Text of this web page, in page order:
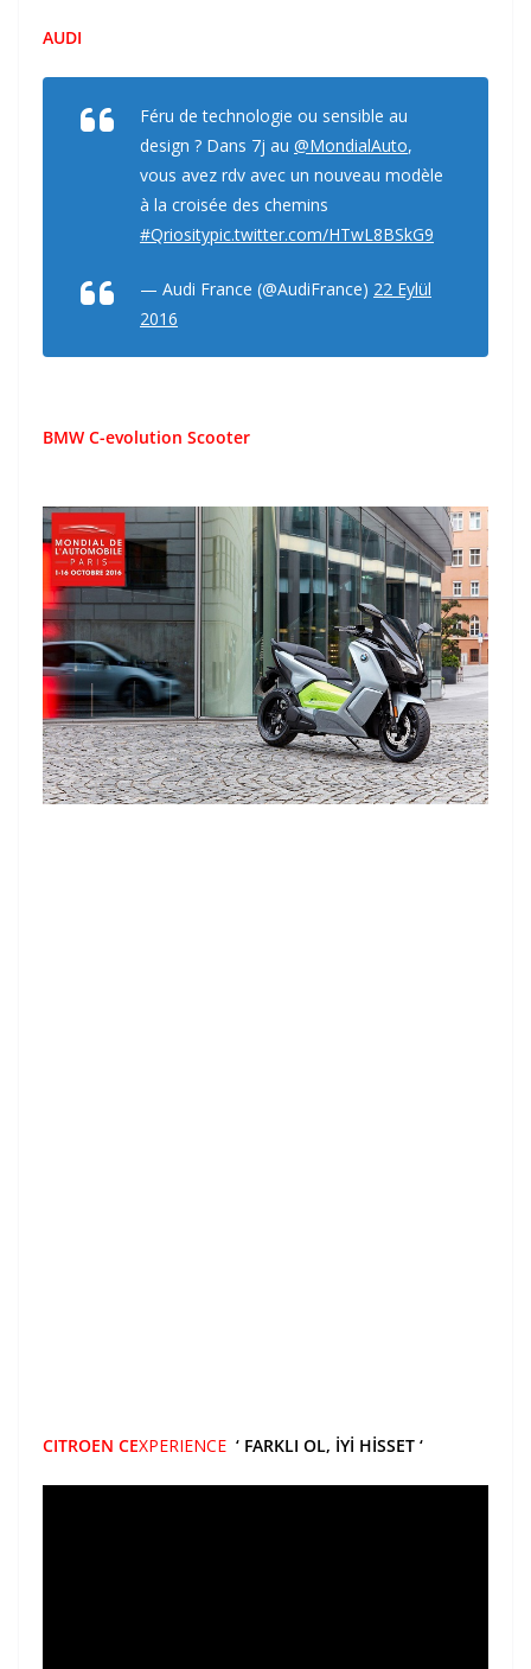
AUDI
Féru de technologie ou sensible au
design ? Dans 7j au @MondialAuto,
vous avez rdv avec un nouveau modèle
à la croisée des chemins
#Qriositypic.twitter.com/HTwL8BSkG9
— Audi France (@AudiFrance) 22 Eylül
2016
BMW C-evolution Scooter
CITROEN CEXPERIENCE ‘ FARKLI OL, İYİ HİSSET ‘